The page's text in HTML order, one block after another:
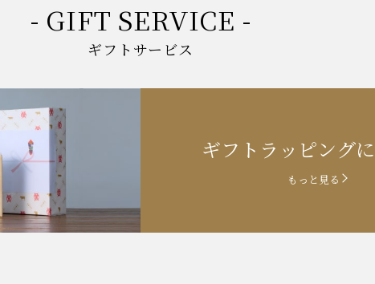
- GIFT SERVICE -
ギフトサービス
ギフトラッピングに
もっと見る